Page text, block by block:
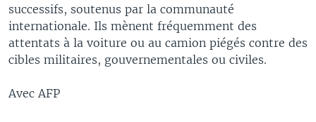
successifs, soutenus par la communauté
internationale. Ils mènent fréquemment des
attentats à la voiture ou au camion piégés contre des
cibles militaires, gouvernementales ou civiles.
Avec AFP